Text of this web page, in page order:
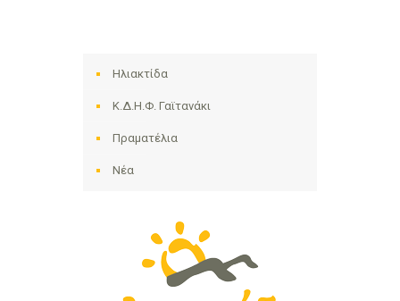
Ηλιακτίδα
Κ.Δ.Η.Φ. Γαϊτανάκι
Πραματέλια
Νέα